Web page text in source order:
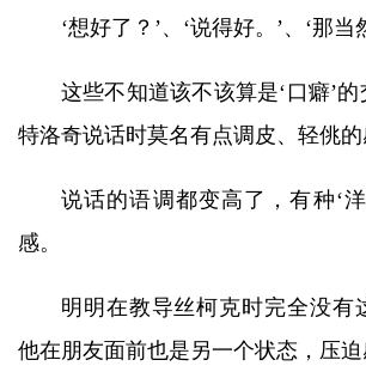
‘想好了？’、‘说得好。’、‘那当
这些不知道该不该算是‘口癖’
特洛奇说话时莫名有点调皮、轻佻的
说话的语调都变高了，有种‘
感。
明明在教导丝柯克时完全没有
他在朋友面前也是另一个状态，压迫